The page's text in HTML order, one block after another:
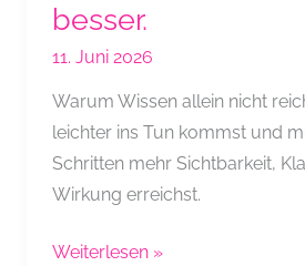
besser.
11. Juni 2026
Warum Wissen allein nicht
leichter ins Tun kommst und
Schritten mehr Sichtbarkeit,
Wirkung erreichst.
Wissen
Weiterlesen »